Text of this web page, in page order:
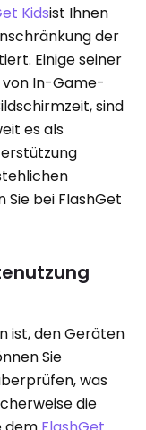
Kidsist Ihnen
der
Einige seiner
von In-Game-
sind
es als
Sie bei FlashGet
ist, den Geräten
Sie
was
die